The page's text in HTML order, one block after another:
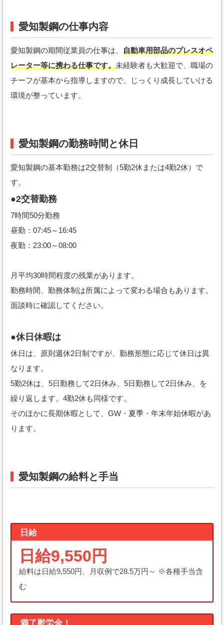
愛知製鋼の仕事内容
愛知製鋼の期間従業員の仕事は、 自動車用部品のプレスオペ
レーター等に携わる仕事です。未経験者も大歓迎で、職場の
チーフが基本から指導しますので、じっくり成長していける
環境が整っています。
愛知製鋼の勤務時間と休日
愛知製鋼の基本勤務は2交替制（5勤2休または4勤2休）で
す。
●2交替勤務
7時間50分勤務
昼勤：07:45～16:45
夜勤：23:00～08:00
月平均30時間程度の残業があります。
勤務時間、勤務体制は所属によって変わる場合もあります。
面談時に確認してください。
●休日休暇は
休日は、原則週休2日制ですが、勤務形態に応じて休日は異
なります。
5勤2休は、5日勤務して2日休み、5日勤務して2日休み、を
繰り返します。4勤2休も同様です。
そのほかに長期休暇として、GW・夏季・年末年始休暇があ
ります。
愛知製鋼の給料と手当
日給
日給9,550円
給料は日給9,550円、月収例で28.5万円～ ※各種手当含
む
満了慰労金！